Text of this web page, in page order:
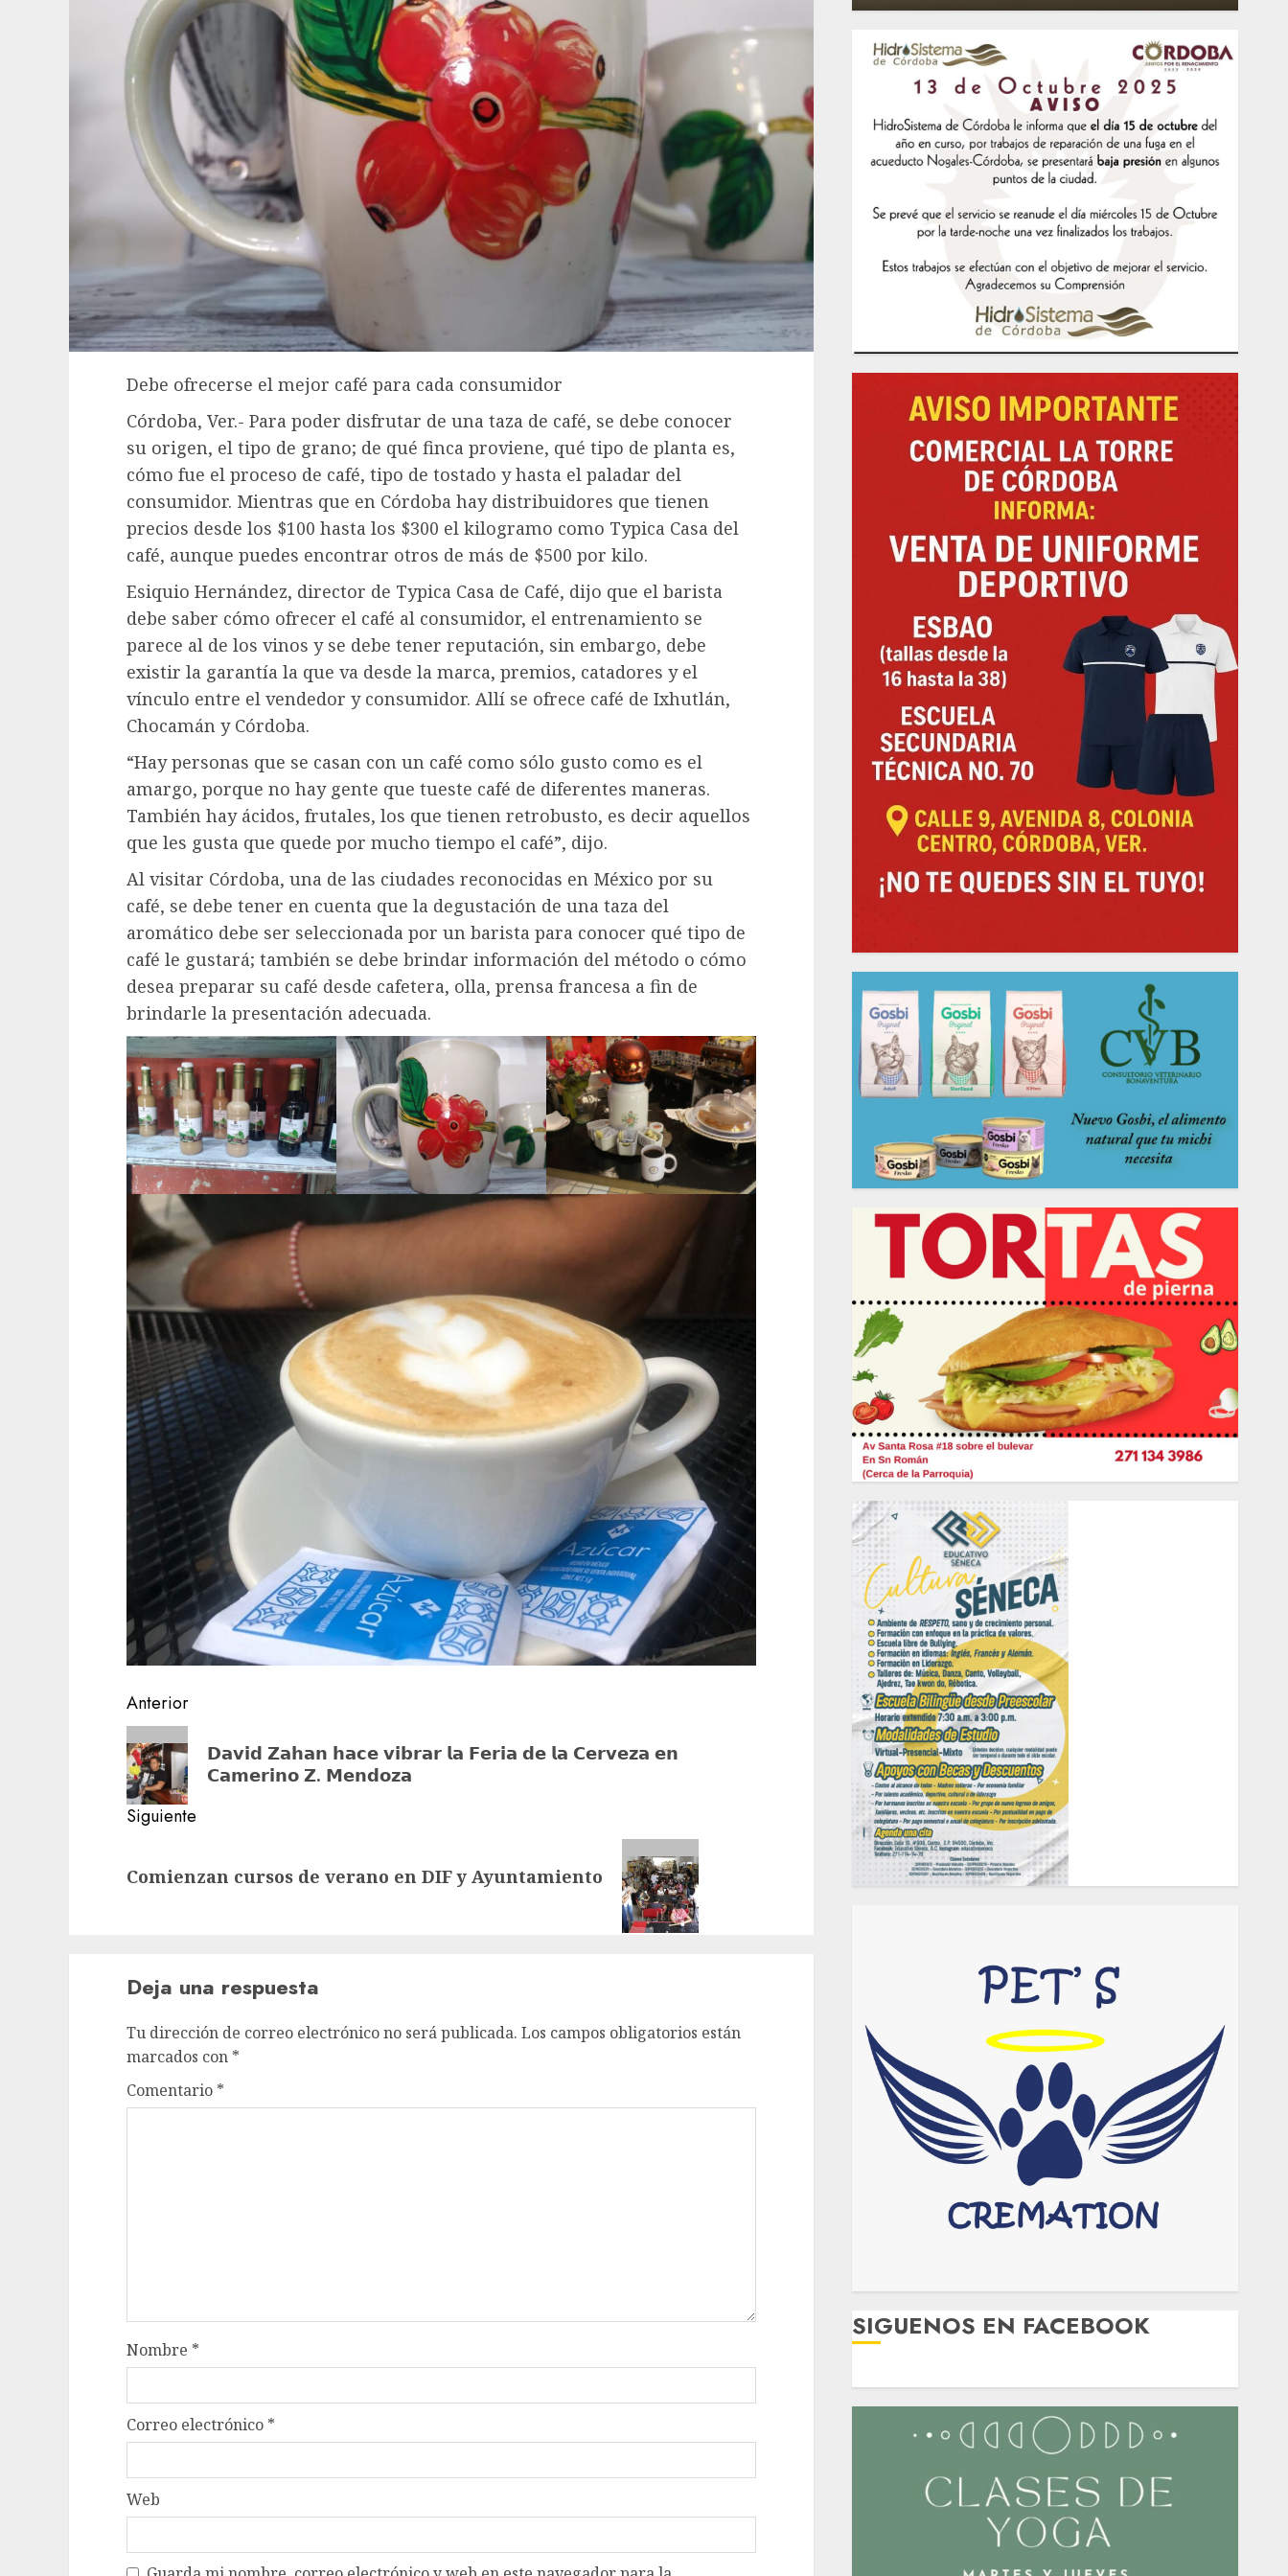
Debe ofrecerse el mejor café para cada consumidor
Córdoba, Ver.- Para poder disfrutar de una taza de café, se debe conocer
su origen, el tipo de grano; de qué finca proviene, qué tipo de planta es,
cómo fue el proceso de café, tipo de tostado y hasta el paladar del
consumidor. Mientras que en Córdoba hay distribuidores que tienen
precios desde los $100 hasta los $300 el kilogramo como Typica Casa del
café, aunque puedes encontrar otros de más de $500 por kilo.
Esiquio Hernández, director de Typica Casa de Café, dijo que el barista
debe saber cómo ofrecer el café al consumidor, el entrenamiento se
parece al de los vinos y se debe tener reputación, sin embargo, debe
existir la garantía la que va desde la marca, premios, catadores y el
vínculo entre el vendedor y consumidor. Allí se ofrece café de Ixhutlán,
Chocamán y Córdoba.
“Hay personas que se casan con un café como sólo gusto como es el
amargo, porque no hay gente que tueste café de diferentes maneras.
También hay ácidos, frutales, los que tienen retrobusto, es decir aquellos
que les gusta que quede por mucho tiempo el café”, dijo.
Al visitar Córdoba, una de las ciudades reconocidas en México por su
café, se debe tener en cuenta que la degustación de una taza del
aromático debe ser seleccionada por un barista para conocer qué tipo de
café le gustará; también se debe brindar información del método o cómo
desea preparar su café desde cafetera, olla, prensa francesa a fin de
brindarle la presentación adecuada.
Navegación
de
entradas
Anterior
Entrada
anterior:
𝗗𝗮𝘃𝗶𝗱 𝗭𝗮𝗵𝗮𝗻 𝗵𝗮𝗰𝗲 𝘃𝗶𝗯𝗿𝗮𝗿 𝗹𝗮 𝗙𝗲𝗿𝗶𝗮 𝗱𝗲 𝗹𝗮 𝗖𝗲𝗿𝘃𝗲𝘇𝗮 𝗲𝗻
𝗖𝗮𝗺𝗲𝗿𝗶𝗻𝗼 𝗭. 𝗠𝗲𝗻𝗱𝗼𝘇𝗮
Siguiente
entrada:
Comienzan cursos de verano en DIF y Ayuntamiento
Deja una respuesta
Tu dirección de correo electrónico no será publicada. Los campos obligatorios están
marcados con *
Comentario *
Nombre *
Correo electrónico *
Web
SIGUENOS EN FACEBOOK